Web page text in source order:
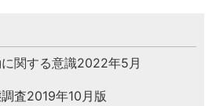
関する意識2022年5月
査2019年10月版